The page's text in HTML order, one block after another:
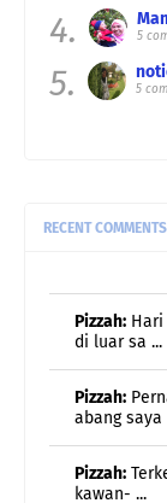
4. 5
5. 5
RECENT COMMENTS
Pizzah:
abang saya
Pizzah:
kawan- ...
Suria
dah...dah